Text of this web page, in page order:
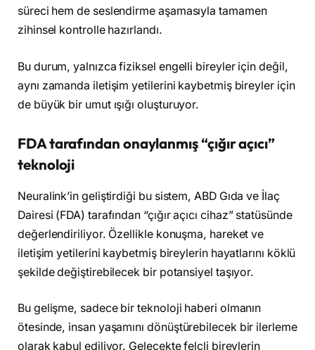
süreci hem de seslendirme aşamasıyla tamamen
zihinsel kontrolle hazırlandı.
Bu durum, yalnızca fiziksel engelli bireyler için değil,
aynı zamanda iletişim yetilerini kaybetmiş bireyler için
de büyük bir umut ışığı oluşturuyor.
FDA tarafından onaylanmış “çığır açıcı”
teknoloji
Neuralink’in geliştirdiği bu sistem, ABD Gıda ve İlaç
Dairesi (FDA) tarafından “çığır açıcı cihaz” statüsünde
değerlendiriliyor. Özellikle konuşma, hareket ve
iletişim yetilerini kaybetmiş bireylerin hayatlarını köklü
şekilde değiştirebilecek bir potansiyel taşıyor.
Bu gelişme, sadece bir teknoloji haberi olmanın
ötesinde, insan yaşamını dönüştürebilecek bir ilerleme
olarak kabul ediliyor. Gelecekte felçli bireylerin